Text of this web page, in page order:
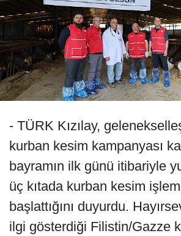
- TÜRK Kızılay,
kurban kesim kampanyası
bayramın ilk günü itibariyle
üç kıtada kurban kesim
başlattığını duyurdu.
ilgi gösterdiği Filistin/Gazze